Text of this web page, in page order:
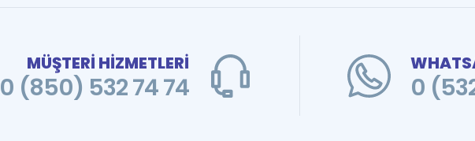
MÜŞTERİ HİZMETLERİ
0 (850) 532 74 74 0